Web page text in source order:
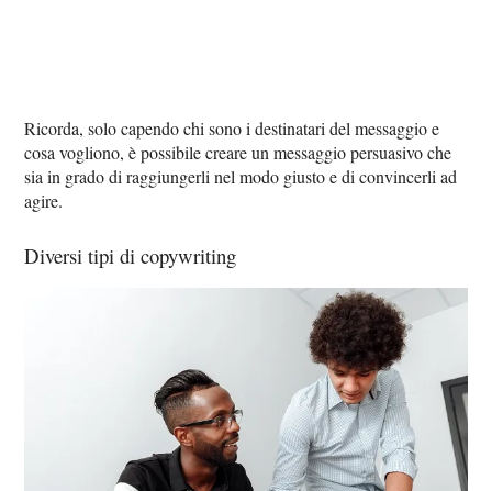
Ricorda, solo capendo chi sono i destinatari del messaggio e
cosa vogliono, è possibile creare un messaggio persuasivo che
sia in grado di raggiungerli nel modo giusto e di convincerli ad
agire.
Diversi tipi di copywriting